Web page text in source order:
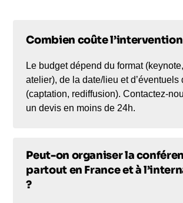
Combien coûte l’intervention
Le budget dépend du format
atelier), de la date/lieu et d’éventuels
(captation, rediffusion). Contactez-
un devis en moins de 24h.
Peut-on organiser la
partout en France et à
?